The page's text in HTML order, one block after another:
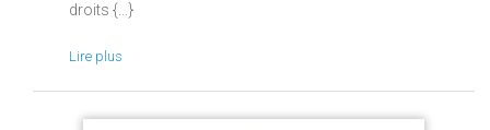
droits {...}
Lire plus